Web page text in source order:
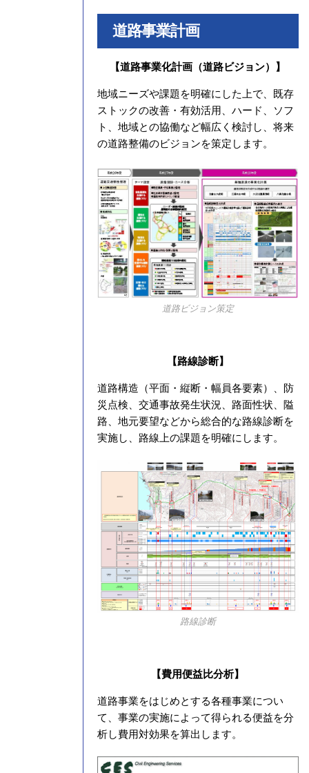
道路事業計画
【道路事業化計画（道路ビジョン）】
地域ニーズや課題を明確にした上で、既存
ストックの改善・有効活用、ハード、ソフ
ト、地域との協働など幅広く検討し、将来
の道路整備のビジョンを策定します。
道路ビジョン策定
【路線診断】
道路構造（平面・縦断・幅員各要素）、防
災点検、交通事故発生状況、路面性状、隘
路、地元要望などから総合的な路線診断を
実施し、路線上の課題を明確にします。
路線診断
【費用便益比分析】
道路事業をはじめとする各種事業につい
て、事業の実施によって得られる便益を分
析し費用対効果を算出します。